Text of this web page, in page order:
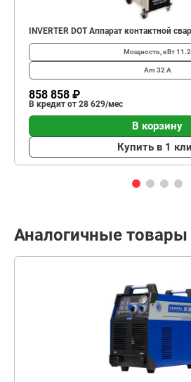
INVERTER DOT Аппарат контактной
Мощность, кВт11.2
Am 32 А
858 858 ₽
В кредит от 28 629/мес
В корзину
Купить в 1
Аналогичные товары